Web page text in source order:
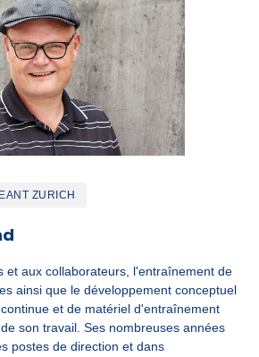
ZURICH
et aux collaborateurs, l'entraînement de
ainsi que le développement conceptuel
et de matériel d'entraînement
son travail. Ses nombreuses années
postes de direction et dans